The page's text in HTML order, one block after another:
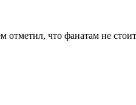
что фанатам не